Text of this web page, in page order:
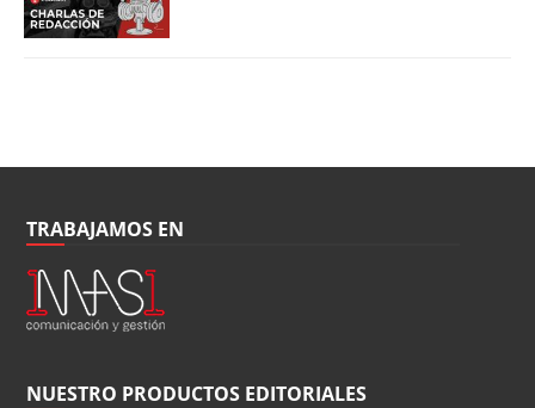
TRABAJAMOS EN
NUESTRO PRODUCTOS EDITORIALES